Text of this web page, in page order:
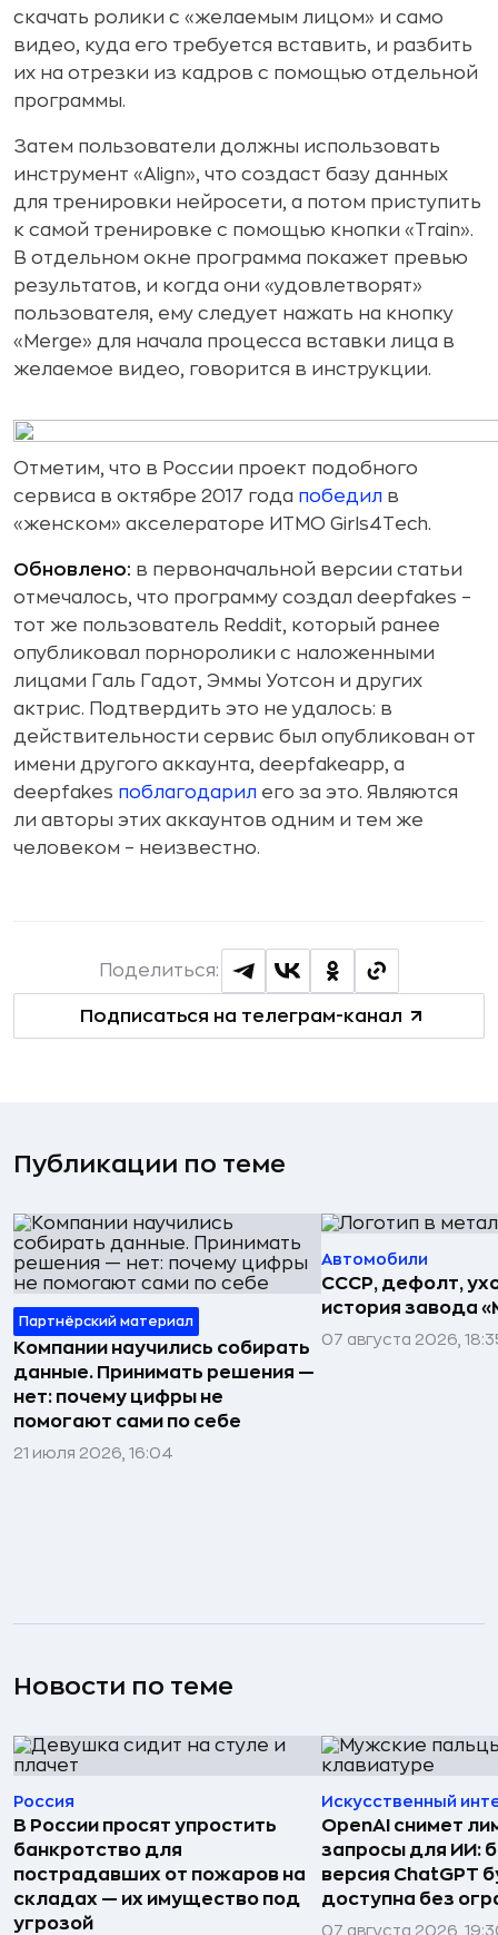
скачать ролики с «желаемым лицом» и само
видео, куда его требуется вставить, и разбить
их на отрезки из кадров с помощью отдельной
программы.
Затем пользователи должны использовать
инструмент «Align», что создаст базу данных
для тренировки нейросети, а потом приступить
к самой тренировке с помощью кнопки «Train».
В отдельном окне программа покажет превью
результатов, и когда они «удовлетворят»
пользователя, ему следует нажать на кнопку
«Merge» для начала процесса вставки лица в
желаемое видео, говорится в инструкции.
Отметим, что в России проект подобного
сервиса в октябре 2017 года победил в
«женском» акселераторе ИТМО Girls4Tech.
Обновлено: в первоначальной версии статьи
отмечалось, что программу создал deepfakes –
тот же пользователь Reddit, который ранее
опубликовал порноролики с наложенными
лицами Галь Гадот, Эммы Уотсон и других
актрис. Подтвердить это не удалось: в
действительности сервис был опубликован от
имени другого аккаунта, deepfakeapp, а
deepfakes поблагодарил его за это. Являются
ли авторы этих аккаунтов одним и тем же
человеком – неизвестно.
Подписаться на телеграм-канал
Поделиться:
Публикации по теме
Партнёрский материал
Компании научились собирать
данные. Принимать решения —
нет: почему цифры не
помогают сами по себе
21 июля 2026, 16:04
Автомобили
СССР, дефолт,
история завода
07 августа 2026,
Новости по теме
Россия
В России просят упростить
банкротство для
пострадавших от пожаров на
складах — их имущество под
угрозой
Искусственный
OpenAI снимет
запросы для ИИ:
версия ChatGPT
доступна без
07 августа 2026,